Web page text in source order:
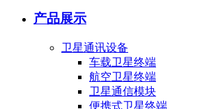
产品展示
卫星通讯设备
车载卫星终端
航空卫星终端
卫星通信模块
便携式卫星终端